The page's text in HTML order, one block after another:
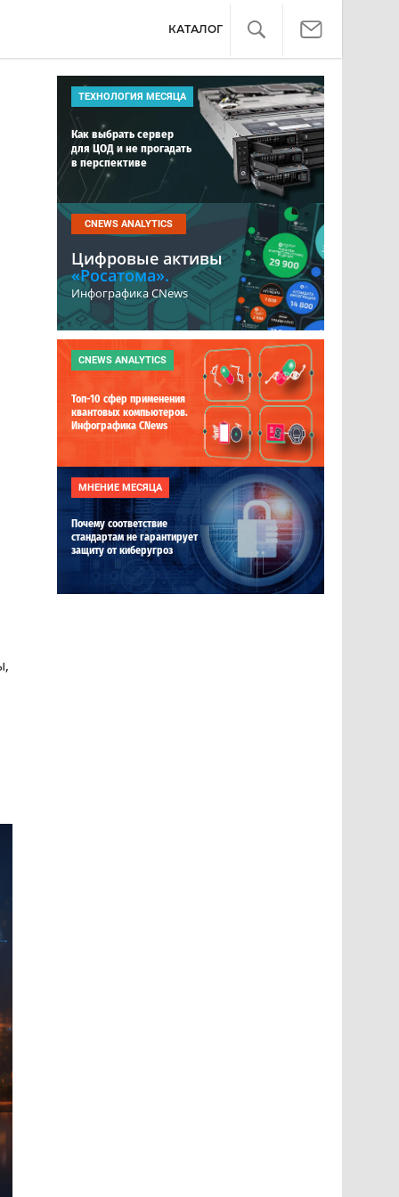
КАТАЛОГ
ТЕХНОЛОГИЯ МЕСЯЦА
Как выбрать сервер
для ЦОД и не прогадать
в перспективе
CNEWS ANALYTICS
Цифровые активы
«Росатома».
Инфографика CNews
CNEWS ANALYTICS
Топ-10 сфер применения
квантовых компьютеров.
Инфографика CNews
МНЕНИЕ МЕСЯЦА
Почему соответствие
стандартам не гарантирует
защиту от киберугроз